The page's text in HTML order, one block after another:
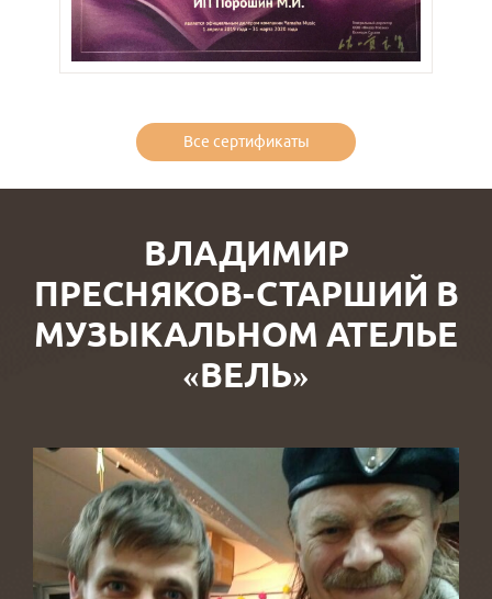
Все сертификаты
ВЛАДИМИР
ПРЕСНЯКОВ-СТАРШИЙ В
МУЗЫКАЛЬНОМ АТЕЛЬЕ
«ВЕЛЬ»